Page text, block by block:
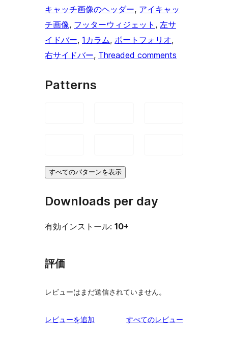
キャッチ画像のヘッダー, アイキャッ
チ画像, フッターウィジェット , 左サ
イドバー, 1カラム, ポートフォリオ
右サイドバー, Threaded comments
Patterns
すべてのパターンを表示
Downloads per day
有効インストール: 10+
評価
レビューはまだ送信されていません。
レビューを追加 すべてのレビュー